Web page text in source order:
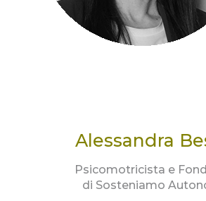
Alessandra
Psicomotricista e
di Sosteniamo